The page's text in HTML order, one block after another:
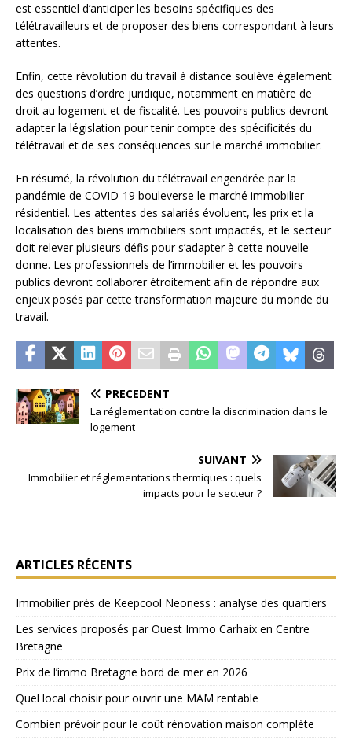
est essentiel d’anticiper les besoins spécifiques des
télétravailleurs et de proposer des biens correspondant à leurs
attentes.
Enfin, cette révolution du travail à distance soulève également
des questions d’ordre juridique, notamment en matière de
droit au logement et de fiscalité. Les pouvoirs publics devront
adapter la législation pour tenir compte des spécificités du
télétravail et de ses conséquences sur le marché immobilier.
En résumé, la révolution du télétravail engendrée par la
pandémie de COVID-19 bouleverse le marché immobilier
résidentiel. Les attentes des salariés évoluent, les prix et la
localisation des biens immobiliers sont impactés, et le secteur
doit relever plusieurs défis pour s’adapter à cette nouvelle
donne. Les professionnels de l’immobilier et les pouvoirs
publics devront collaborer étroitement afin de répondre aux
enjeux posés par cette transformation majeure du monde du
travail.
PRÉCÉDENT
La réglementation contre la discrimination dans le
logement
SUIVANT
Immobilier et réglementations thermiques : quels
impacts pour le secteur ?
ARTICLES RÉCENTS
Immobilier près de Keepcool Neoness : analyse des quartiers
Les services proposés par Ouest Immo Carhaix en Centre
Bretagne
Prix de l’immo Bretagne bord de mer en 2026
Quel local choisir pour ouvrir une MAM rentable
Combien prévoir pour le coût rénovation maison complète